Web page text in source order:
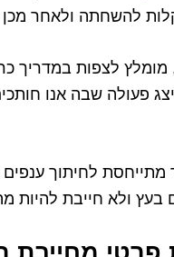
להשחתה ולאחר
לצפות במדריך
פעולה שבה אנו
לחיתוך ענפים
בעץ ולא חייבת להיות